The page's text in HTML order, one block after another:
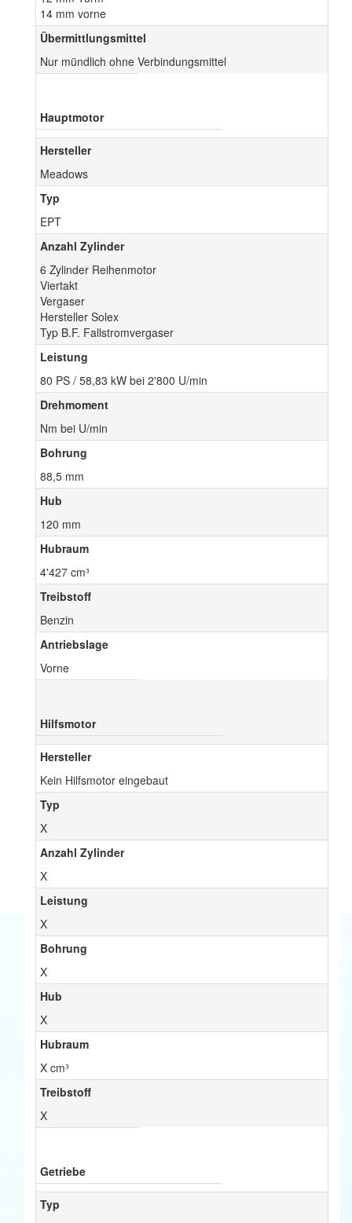
14 mm vorne
Übermittlungsmittel
Nur mündlich ohne Verbindungsmittel
Hauptmotor
Hersteller
Meadows
Typ
EPT
Anzahl Zylinder
6 Zylinder Reihenmotor
Viertakt
Vergaser
Hersteller Solex
Typ B.F. Fallstromvergaser
Leistung
80 PS / 58,83 kW bei 2'800 U/min
Drehmoment
Nm bei U/min
Bohrung
88,5 mm
Hub
120 mm
Hubraum
4'427 cm³
Treibstoff
Benzin
Antriebslage
Vorne
Hilfsmotor
Hersteller
Kein Hilfsmotor eingebaut
Typ
X
Anzahl Zylinder
X
Leistung
X
Bohrung
X
Hub
X
Hubraum
X cm³
Treibstoff
X
Getriebe
Typ